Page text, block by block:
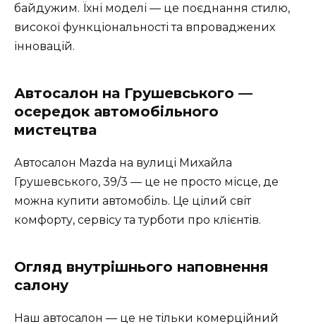
байдужим. Їхні моделі — це поєднання стилю,
високої функціональності та впроваджених
інновацій.
Автосалон на Грушевського —
осередок автомобільного
мистецтва
Автосалон Mazda на вулиці Михайла
Грушевського, 39/3 — це не просто місце, де
можна купити автомобіль. Це цілий світ
комфорту, сервісу та турботи про клієнтів.
Огляд внутрішнього наповнення
салону
Наш автосалон — це не тільки комерційний